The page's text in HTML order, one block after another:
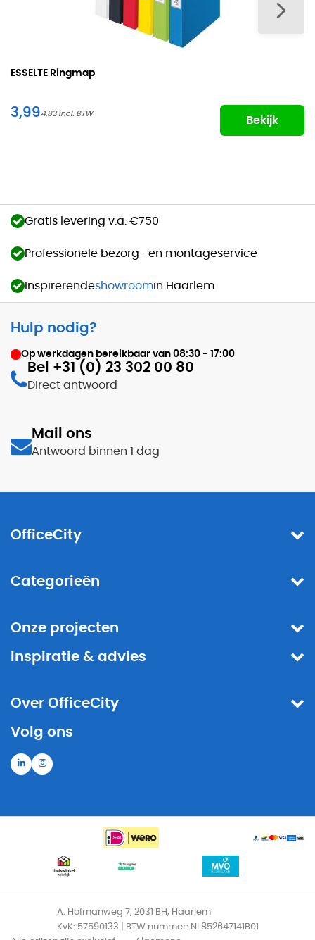
ESSELTE Ringmap
3,994,83
Bekijk
Gratis levering v.a. €750
Professionele bezorg- en montageservice
Inspirerendeshowroomin Haarlem
Hulp nodig?
Op werkdagen bereikbaar van 08:30 - 17:00
Bel +31 (0) 23 302 00 80
Direct antwoord
Mail ons
Antwoord binnen 1 dag
OfficeCity
Categorieën
Onze projecten
Inspiratie & advies
Over OfficeCity
Volg ons
A. Hofmanweg 7, 2031 BH, Haarlem
KvK: 57590133 | BTW nummer: NL852647141B01